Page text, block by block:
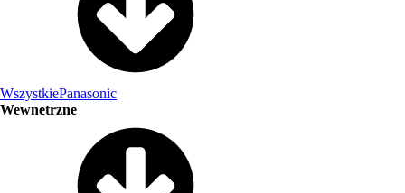
WszystkiePanasonic
Wewnetrzne